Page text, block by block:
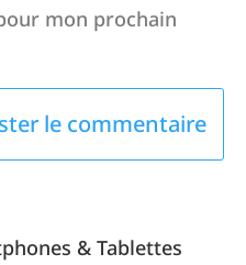
mon prochain
& Tablettes